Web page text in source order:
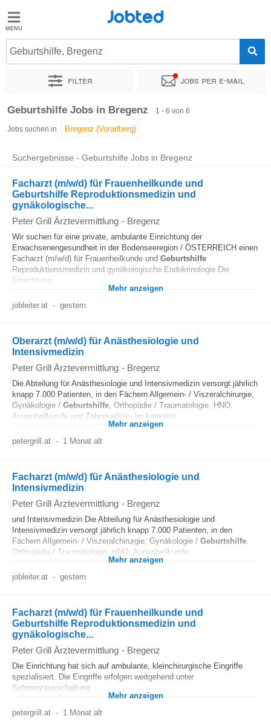
Jobted
Jobs
Jobted
Geburtshilfe, Bregenz
Filter Jobs per e-mail
Sortieren nach Genauer Standort Personaldienstleister
Geburtshilfe Jobs in Bregenz 1 - 6 von 6
Jobs suchen in
Suchergebnisse - Geburtshilfe Jobs in Bregenz
Facharzt (m/w/d) für Frauenheilkunde und
Geburtshilfe Reproduktionsmedizin und
gynäkologische...
Peter Grill Ärztevermittlung - Bregenz
Wir suchen für eine private, ambulante Einrichtung der
Erwachsenengesundheit in der Bodenseeregion / ÖSTERREICH einen
Facharzt (m/w/d) für Frauenheilkunde und Geburtshilfe
Reproduktionsmedizin und gynäkologische Endokrinologie Die
Einrichtung...
Mehr anzeigen
jobleiter.at - gestern
Oberarzt (m/w/d) für Anästhesiologie und
Intensivmedizin
Peter Grill Ärztevermittlung - Bregenz
Die Abteilung für Anästhesiologie und Intensivmedizin versorgt jährlich
knapp 7.000 Patienten, in den Fächern Allgemein- / Viszeralchirurgie,
Gynäkologie / Geburtshilfe, Orthopädie / Traumatologie, HNO,
Augenheilkunde und Zahnmedizin, im komplett...
Mehr anzeigen
petergrill.at - 1 Monat alt
Facharzt (m/w/d) für Anästhesiologie und
Intensivmedizin
Peter Grill Ärztevermittlung - Bregenz
und Intensivmedizin Die Abteilung für Anästhesiologie und
Intensivmedizin versorgt jährlich knapp 7.000 Patienten, in den
Fächern Allgemein- / Viszeralchirurgie, Gynäkologie / Geburtshilfe,
Orthopädie / Traumatologie, HNO, Augenheilkunde......
Mehr anzeigen
jobleiter.at - gestern
Facharzt (m/w/d) für Frauenheilkunde und
Geburtshilfe Reproduktionsmedizin und
gynäkologische...
Peter Grill Ärztevermittlung - Bregenz
Die Einrichtung hat sich auf ambulante, kleinchirurgische Eingriffe
spezialisiert. Die Eingriffe erfolgen weitgehend unter
Schmerzausschaltung.
Mehr anzeigen
petergrill.at - 1 Monat alt